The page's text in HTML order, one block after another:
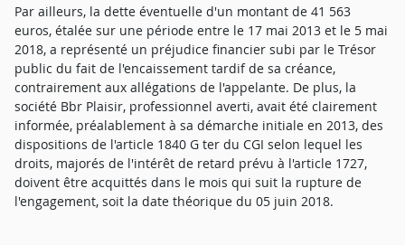
Par ailleurs, la dette éventuelle d'un montant de 41 563
euros, étalée sur une période entre le 17 mai 2013 et le 5 mai
2018, a représenté un préjudice financier subi par le Trésor
public du fait de l'encaissement tardif de sa créance,
contrairement aux allégations de l'appelante. De plus, la
société Bbr Plaisir, professionnel averti, avait été clairement
informée, préalablement à sa démarche initiale en 2013, des
dispositions de l'article 1840 G ter du CGI selon lequel les
droits, majorés de l'intérêt de retard prévu à l'article 1727,
doivent être acquittés dans le mois qui suit la rupture de
l'engagement, soit la date théorique du 05 juin 2018.